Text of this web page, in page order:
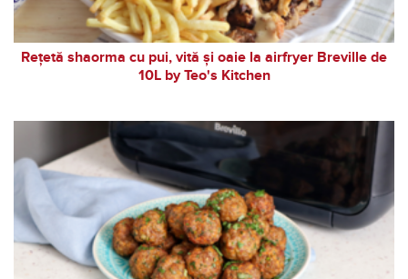
Rețetă shaorma cu pui, vită și oaie la airfryer Breville de
10L by Teo's Kitchen